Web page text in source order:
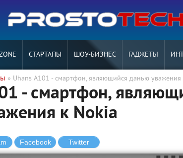
СТАРТАПЫ ШОУ-БИЗНЕС ГАДЖЕТЫ
» Uhans A101 - смартфон, являющийся данью уважения
- смартфон,
к Nokia